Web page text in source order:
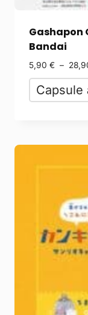
Gashapon
Bandai
5,90 € –
Capsule